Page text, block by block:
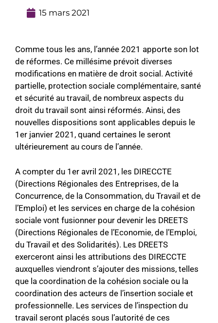
15 mars 2021
Comme tous les ans, l’année 2021 apporte son lot
de réformes. Ce millésime prévoit diverses
modifications en matière de droit social. Activité
partielle, protection sociale complémentaire, santé
et sécurité au travail, de nombreux aspects du
droit du travail sont ainsi réformés. Ainsi, des
nouvelles dispositions sont applicables depuis le
1er janvier 2021, quand certaines le seront
ultérieurement au cours de l’année.
A compter du 1er avril 2021, les DIRECCTE
(Directions Régionales des Entreprises, de la
Concurrence, de la Consommation, du Travail et de
l’Emploi) et les services en charge de la cohésion
sociale vont fusionner pour devenir les DREETS
(Directions Régionales de l’Economie, de l’Emploi,
du Travail et des Solidarités). Les DREETS
exerceront ainsi les attributions des DIRECCTE
auxquelles viendront s’ajouter des missions, telles
que la coordination de la cohésion sociale ou la
coordination des acteurs de l’insertion sociale et
professionnelle. Les services de l’inspection du
travail seront placés sous l’autorité de ces